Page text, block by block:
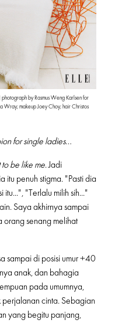
by Rasmus Weng Karlsen for
Wray; makeup Joey Choy; hair Christos
for single ladies…
be like me. Jadi
itu penuh stigma. "Pasti dia
itu...", "Terlalu milih sih..."
Saya akhirnya sampai
orang senang melihat
sampai di posisi umur +40
anak, dan bahagia
pada umumnya,
cinta. Sebagian
yang begitu panjang,